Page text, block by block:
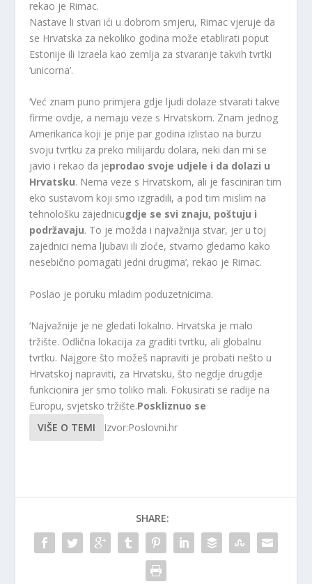
rekao je Rimac.
Nastave li stvari ići u dobrom smjeru, Rimac vjeruje da
se Hrvatska za nekoliko godina može etablirati poput
Estonije ili Izraela kao zemlja za stvaranje takvih tvrtki
‘unicorna’.
‘Već znam puno primjera gdje ljudi dolaze stvarati takve
firme ovdje, a nemaju veze s Hrvatskom. Znam jednog
Amerikanca koji je prije par godina izlistao na burzu
svoju tvrtku za preko milijardu dolara, neki dan mi se
javio i rekao da jeprodao svoje udjele i da dolazi u
Hrvatsku. Nema veze s Hrvatskom, ali je fasciniran tim
eko ​​sustavom koji smo izgradili, a pod tim mislim na
tehnološku zajednicugdje se svi znaju, poštuju i
podržavaju. To je možda i najvažnija stvar, jer u toj
zajednici nema ljubavi ili zloće, stvarno gledamo kako
nesebično pomagati jedni drugima’, rekao je Rimac.
Poslao je poruku mladim poduzetnicima.
‘Najvažnije je ne gledati lokalno. Hrvatska je malo
tržište. Odlična lokacija za graditi tvrtku, ali globalnu
tvrtku. Najgore što možeš napraviti je probati nešto u
Hrvatskoj napraviti, za Hrvatsku, što negdje drugdje
funkcionira jer smo toliko mali. Fokusirati se radije na
Europu, svjetsko tržište.Poskliznuo se
VIŠE O TEMI
Izvor:Poslovni.hr
SHARE: